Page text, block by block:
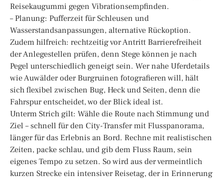
Reisekaugummi gegen Vibrationsempfinden.
– Planung: Pufferzeit für Schleusen und
Wasserstandsanpassungen, alternative Rückoption.
Zudem hilfreich: rechtzeitig vor Antritt Barrierefreiheit
der Anlegestellen prüfen, denn Stege können je nach
Pegel unterschiedlich geneigt sein. Wer nahe Uferdetails
wie Auwälder oder Burgruinen fotografieren will, hält
sich flexibel zwischen Bug, Heck und Seiten, denn die
Fahrspur entscheidet, wo der Blick ideal ist.
Unterm Strich gilt: Wähle die Route nach Stimmung und
Ziel – schnell für den City-Transfer mit Flusspanorama,
länger für das Erlebnis an Bord. Rechne mit realistischen
Zeiten, packe schlau, und gib dem Fluss Raum, sein
eigenes Tempo zu setzen. So wird aus der vermeintlich
kurzen Strecke ein intensiver Reisetag, der in Erinnerung